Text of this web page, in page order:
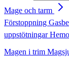
Mage och tarm
Förstoppning
uppstötningar
Magen i trim